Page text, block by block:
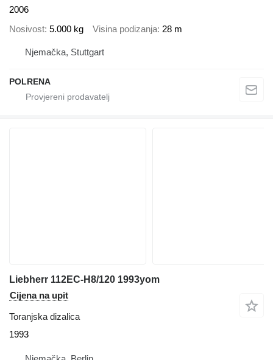
2006
Nosivost 5.000 kg Visina podizanja 28 m
Njemačka, Stuttgart
POLRENA
Liebherr 112EC-H8/120 1993yom
Cijena na upit
Toranjska dizalica
1993